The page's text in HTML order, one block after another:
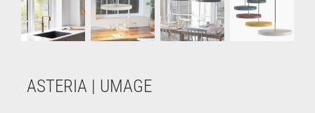
ASTERIA | UMAGE